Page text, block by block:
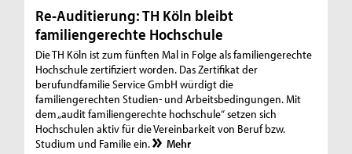
Re-Auditierung: TH Köln bleibt
familiengerechte Hochschule
Die TH Köln ist zum fünften Mal in Folge als familiengerechte
Hochschule zertifiziert worden. Das Zertifikat der
berufundfamilie Service GmbH würdigt die
familiengerechten Studien- und Arbeitsbedingungen. Mit
dem „audit familiengerechte hochschule“ setzen sich
Hochschulen aktiv für die Vereinbarkeit von Beruf bzw.
Studium und Familie ein.
Mehr